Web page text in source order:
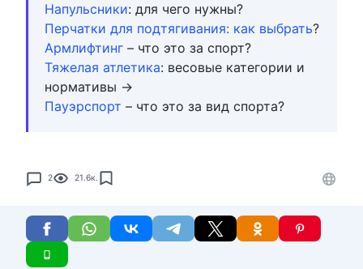
Напульсники: для чего нужны?
Перчатки для подтягивания: как выбрать?
Армлифтинг – что это за спорт?
Тяжелая атлетика: весовые категории и
нормативы →
Пауэрспорт – что это за вид спорта?
2 21.6к.